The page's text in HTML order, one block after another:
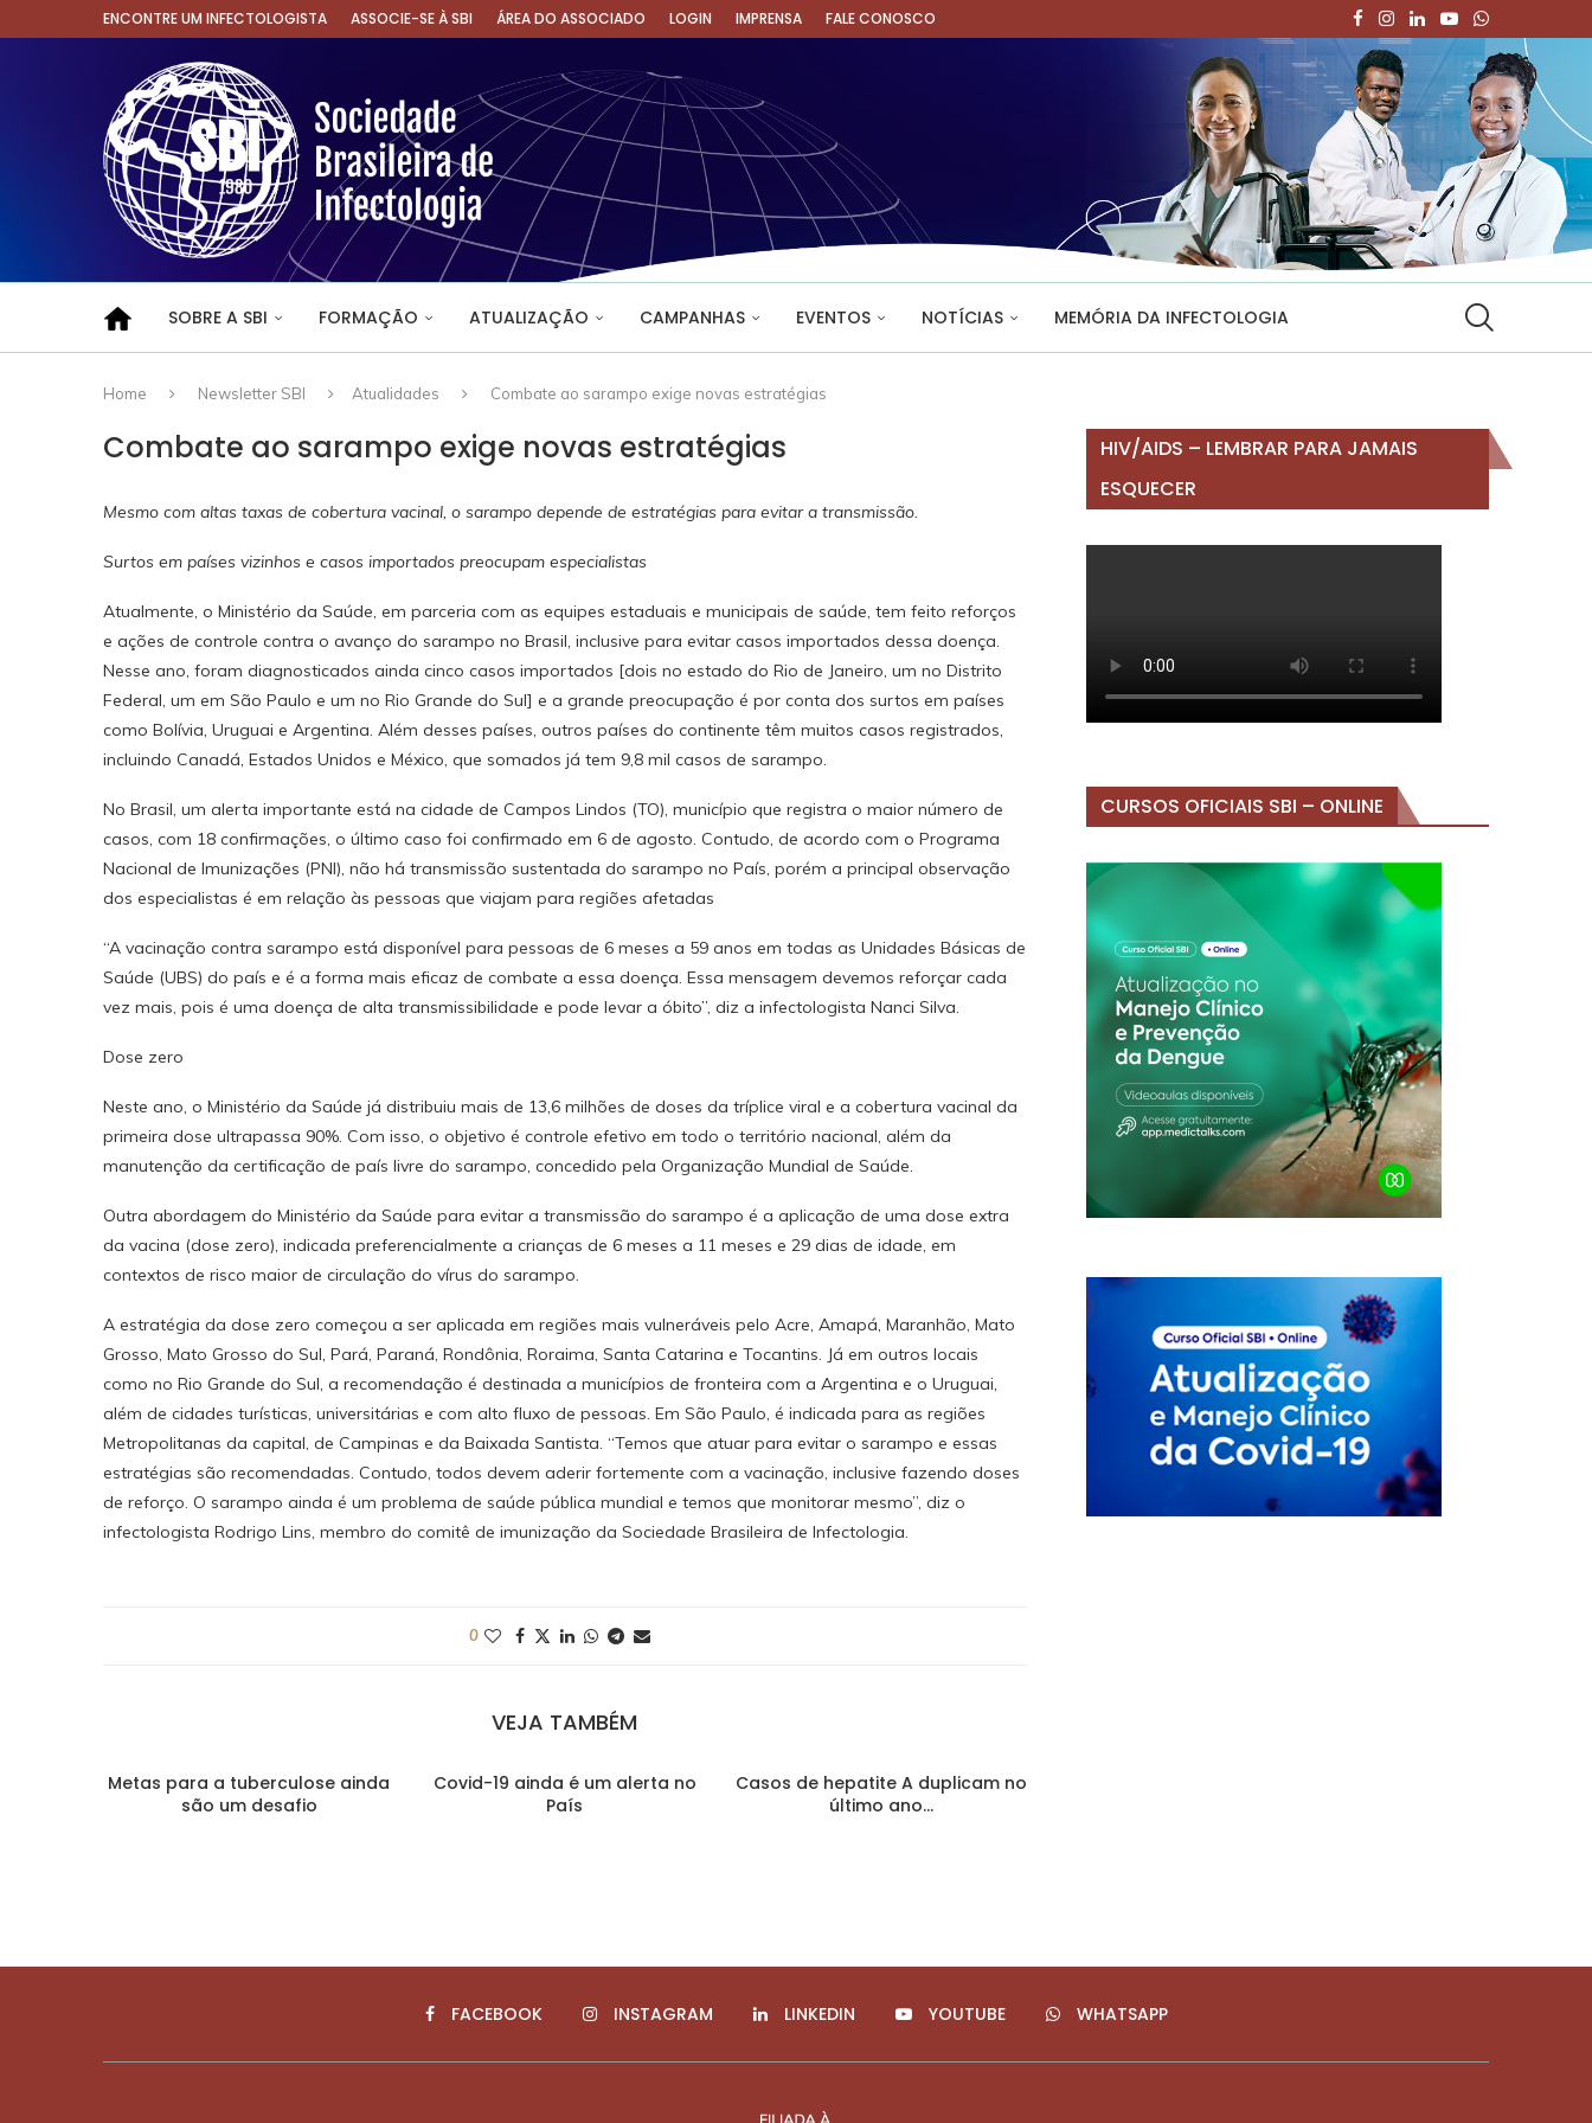
ENCONTRE UM INFECTOLOGISTA ASSOCIE-SE À SBI ÁREA DO ASSOCIADO LOGIN IMPRENSA FALE CONOSCO
SOBRE A SBI FORMAÇÃO ATUALIZAÇÃO CAMPANHAS EVENTOS NOTÍCIAS MEMÓRIA DA INFECTOLOGIA
Home Newsletter SBI Atualidades Combate ao sarampo exige novas estratégias
Combate ao sarampo exige novas estratégias
Mesmo com altas taxas de cobertura vacinal, o sarampo depende de estratégias para evitar a transmissão.
Surtos em países vizinhos e casos importados preocupam especialistas
Atualmente, o Ministério da Saúde, em parceria com as equipes estaduais e municipais de saúde, tem feito reforços
e ações de controle contra o avanço do sarampo no Brasil, inclusive para evitar casos importados dessa doença.
Nesse ano, foram diagnosticados ainda cinco casos importados [dois no estado do Rio de Janeiro, um no Distrito
Federal, um em São Paulo e um no Rio Grande do Sul] e a grande preocupação é por conta dos surtos em países
como Bolívia, Uruguai e Argentina. Além desses países, outros países do continente têm muitos casos registrados,
incluindo Canadá, Estados Unidos e México, que somados já tem 9,8 mil casos de sarampo.
No Brasil, um alerta importante está na cidade de Campos Lindos (TO), município que registra o maior número de
casos, com 18 confirmações, o último caso foi confirmado em 6 de agosto. Contudo, de acordo com o Programa
Nacional de Imunizações (PNI), não há transmissão sustentada do sarampo no País, porém a principal observação
dos especialistas é em relação às pessoas que viajam para regiões afetadas
“A vacinação contra sarampo está disponível para pessoas de 6 meses a 59 anos em todas as Unidades Básicas de
Saúde (UBS) do país e é a forma mais eficaz de combate a essa doença. Essa mensagem devemos reforçar cada
vez mais, pois é uma doença de alta transmissibilidade e pode levar a óbito”, diz a infectologista Nanci Silva.
Dose zero
Neste ano, o Ministério da Saúde já distribuiu mais de 13,6 milhões de doses da tríplice viral e a cobertura vacinal da
primeira dose ultrapassa 90%. Com isso, o objetivo é controle efetivo em todo o território nacional, além da
manutenção da certificação de país livre do sarampo, concedido pela Organização Mundial de Saúde.
Outra abordagem do Ministério da Saúde para evitar a transmissão do sarampo é a aplicação de uma dose extra
da vacina (dose zero), indicada preferencialmente a crianças de 6 meses a 11 meses e 29 dias de idade, em
contextos de risco maior de circulação do vírus do sarampo.
A estratégia da dose zero começou a ser aplicada em regiões mais vulneráveis pelo Acre, Amapá, Maranhão, Mato
Grosso, Mato Grosso do Sul, Pará, Paraná, Rondônia, Roraima, Santa Catarina e Tocantins. Já em outros locais
como no Rio Grande do Sul, a recomendação é destinada a municípios de fronteira com a Argentina e o Uruguai,
além de cidades turísticas, universitárias e com alto fluxo de pessoas. Em São Paulo, é indicada para as regiões
Metropolitanas da capital, de Campinas e da Baixada Santista. “Temos que atuar para evitar o sarampo e essas
estratégias são recomendadas. Contudo, todos devem aderir fortemente com a vacinação, inclusive fazendo doses
de reforço. O sarampo ainda é um problema de saúde pública mundial e temos que monitorar mesmo”, diz o
infectologista Rodrigo Lins, membro do comitê de imunização da Sociedade Brasileira de Infectologia.
0
VEJA TAMBÉM
Metas para a tuberculose ainda
são um desafio
Covid-19 ainda é um alerta no
País
Casos de hepatite A duplicam no
último ano...
HIV/AIDS – LEMBRAR PARA JAMAIS
ESQUECER
CURSOS OFICIAIS SBI – ONLINE
FACEBOOK INSTAGRAM LINKEDIN YOUTUBE WHATSAPP